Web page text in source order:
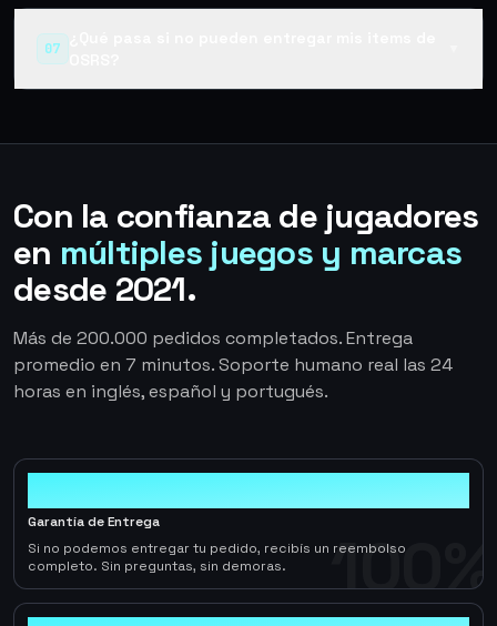
07
¿Qué pasa si no pueden entregar mis items de
OSRS?
Con la confianza de jugadores
en múltiples juegos y marcas
desde 2021.
Más de 200.000 pedidos completados. Entrega
promedio en 7 minutos. Soporte humano real las 24
horas en inglés, español y portugués.
100%
Garantía de Entrega
Si no podemos entregar tu pedido, recibís un reembolso
completo. Sin preguntas, sin demoras.